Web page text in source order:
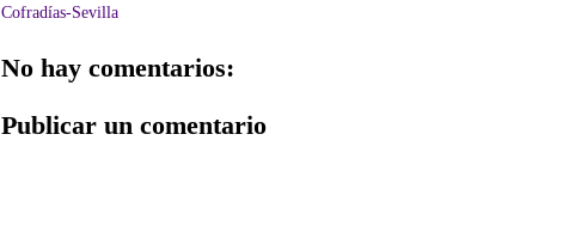
Cofradías-Sevilla
No hay comentarios:
Publicar un comentario